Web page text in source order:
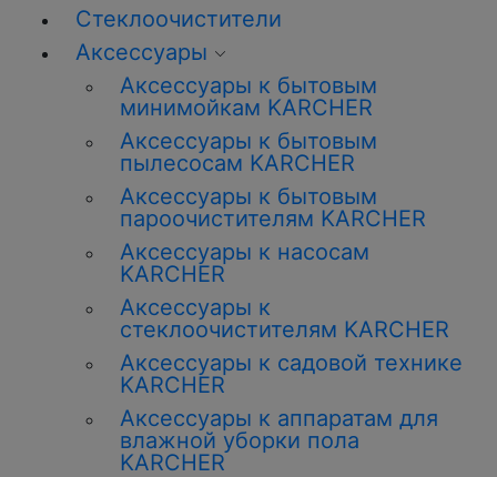
Стеклоочистители
Аксессуары
Аксессуары к бытовым
минимойкам KARCHER
Аксессуары к бытовым
пылесосам KARCHER
Аксессуары к бытовым
пароочистителям KARCHER
Аксессуары к насосам
KARCHER
Аксессуары к
стеклоочистителям KARCHER
Аксессуары к садовой технике
KARCHER
Аксессуары к аппаратам для
влажной уборки пола
KARCHER